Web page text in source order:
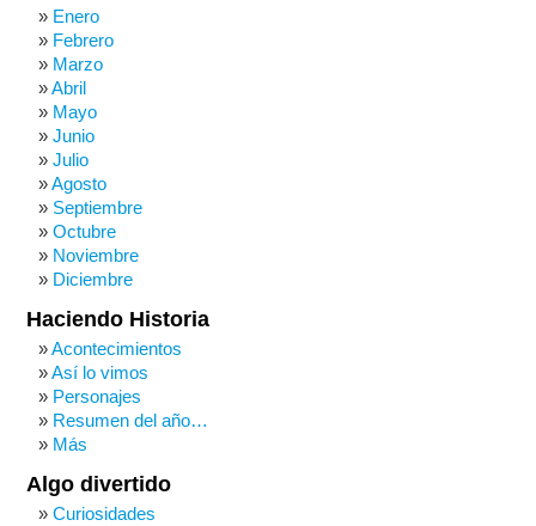
Enero
Febrero
Marzo
Abril
Mayo
Junio
Julio
Agosto
Septiembre
Octubre
Noviembre
Diciembre
Haciendo Historia
Acontecimientos
Así lo vimos
Personajes
Resumen del año…
Más
Algo divertido
Curiosidades